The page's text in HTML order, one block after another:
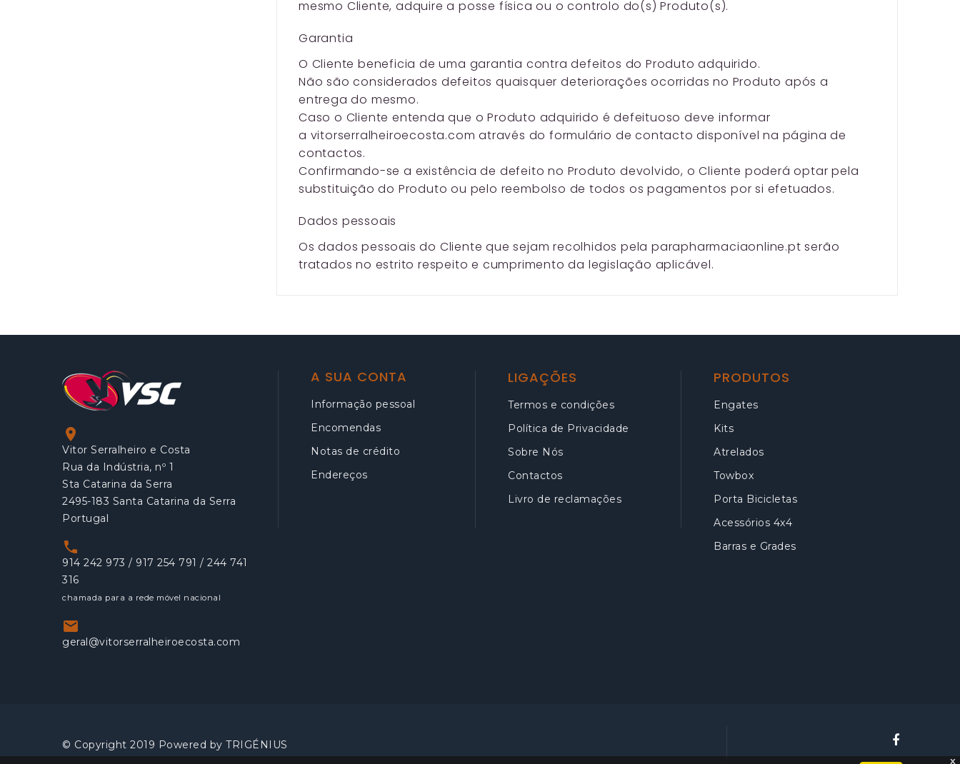
mesmo Cliente, adquire a posse física ou o controlo do(s) Produto(s).
Garantia
O Cliente beneficia de uma garantia contra defeitos do Produto adquirido.
Não são considerados defeitos quaisquer deteriorações ocorridas no Produto após a
entrega do mesmo.
Caso o Cliente entenda que o Produto adquirido é defeituoso deve informar
a vitorserralheiroecosta.com através do formulário de contacto disponível na página de
contactos.
Confirmando-se a existência de defeito no Produto devolvido, o Cliente poderá optar pela
substituição do Produto ou pelo reembolso de todos os pagamentos por si efetuados.
Dados pessoais
Os dados pessoais do Cliente que sejam recolhidos pela parapharmaciaonline.pt serão
tratados no estrito respeito e cumprimento da legislação aplicável.

Vitor Serralheiro e Costa
Rua da Indústria, nº 1
Sta Catarina da Serra
2495-183 Santa Catarina da Serra
Portugal

914 242 973 / 917 254 791 / 244 741
316
chamada para a rede móvel nacional

geral@vitorserralheiroecosta.com
A SUA CONTA
Informação pessoal
Encomendas
Notas de crédito
Endereços
LIGAÇÕES
Termos e condições
Política de Privacidade
Sobre Nós
Contactos
Livro de reclamações
PRODUTOS
Engates
Kits
Atrelados
Towbox
Porta Bicicletas
Acessórios 4x4
Barras e Grades
© Copyright 2019 Powered by TRIGÉNIUS
x